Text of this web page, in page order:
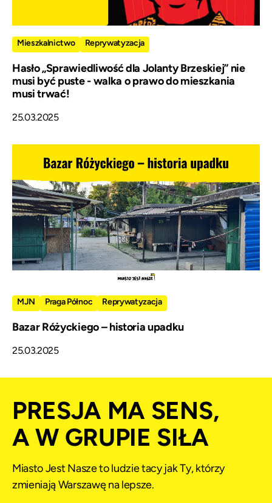
Mieszkalnictwo Reprywatyzacja
Hasło „Sprawiedliwość dla Jolanty Brzeskiej” nie
musi być puste - walka o prawo do mieszkania
musi trwać!
25.03.2025
MJN Praga Północ Reprywatyzacja
Bazar Różyckiego – historia upadku
25.03.2025
PRESJA MA SENS,
A W GRUPIE SIŁA
Miasto Jest Nasze to ludzie tacy jak Ty, którzy
zmieniają Warszawę na lepsze.